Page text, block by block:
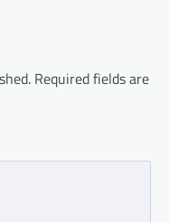
Required fields are